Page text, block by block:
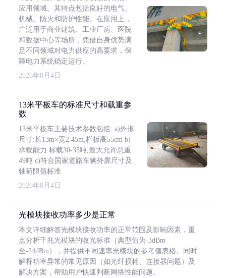
应用领域。其特点包括良好的电气、
机械、防火和防护性能。在应用上，
广泛用于商业建筑、工业厂房、医院
和数据中心等场所，凭借自身优势满
足不同领域对电力供应的高要求，保
障电力系统稳定运行。
2026年8月4日
13米平板车的标准尺寸和载重参
数
13米平板车主要技术参数包括: a)外形
尺寸:长13m×宽2.45m,栏板高55cm b)
承载能力:标载30-35吨,最大允许总重
49吨 c)符合国家道路车辆外廓尺寸及
轴荷限值标准
2026年8月4日
光模块接收功率多少是正常
本文详细解答光模块接收功率的正常范围及影响因素，重
点分析千兆光模块的收光标准（典型值为-3dBm
至-24dBm），并提供不同速率光模块的参考值表格。同时
解释功率异常的常见原因（如光纤损耗、连接器问题）及
解决方案，帮助用户快速判断网络性能问题。